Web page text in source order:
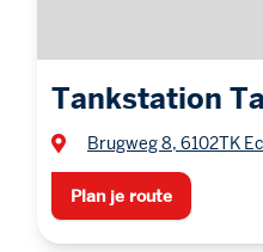
Tankstation
Brugweg 8, 6102TK
Plan je route